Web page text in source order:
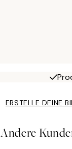
ERSTELLE DEINE
Andere